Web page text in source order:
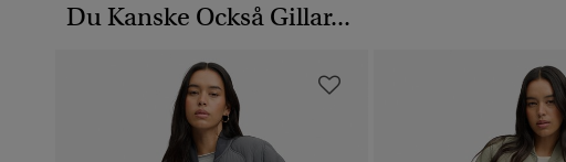
Du Kanske Också Gillar...